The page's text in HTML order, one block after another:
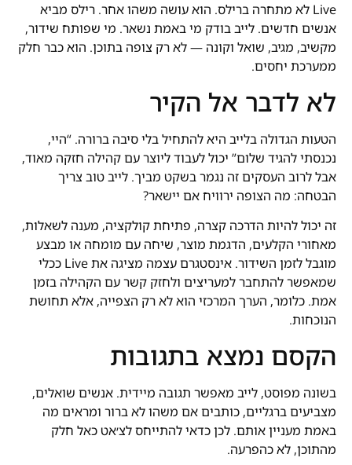
Live לא מתחרה ברילס. הוא עושה משהו אחר. רילס מביא
אנשים חדשים. לייב בודק מי באמת נשאר. מי שפותח שידור,
מקשיב, מגיב, שואל וקונה — לא רק צופה בתוכן. הוא כבר חלק
ממערכת יחסים.
לא לדבר אל הקיר
הטעות הגדולה בלייב היא להתחיל בלי סיבה ברורה. “היי,
נכנסתי להגיד שלום” יכול לעבוד ליוצר עם קהילה חזקה מאוד,
אבל לרוב העסקים זה נגמר בשקט מביך. לייב טוב צריך
הבטחה: מה הצופה ירוויח אם יישאר?
זה יכול להיות הדרכה קצרה, פתיחת קולקציה, מענה לשאלות,
מאחורי הקלעים, הדגמת מוצר, שיחה עם מומחה או מבצע
מוגבל לזמן השידור. אינסטגרם עצמה מציגה את Live ככלי
שמאפשר להתחבר למעריצים ולחזק קשר עם הקהילה בזמן
אמת. כלומר, הערך המרכזי הוא לא רק הצפייה, אלא תחושת
הנוכחות.
הקסם נמצא בתגובות
בשונה מפוסט, לייב מאפשר תגובה מיידית. אנשים שואלים,
מצביעים ברגליים, כותבים אם משהו לא ברור ומראים מה
באמת מעניין אותם. לכן כדאי להתייחס לצ׳אט כאל חלק
מהתוכן, לא כהפרעה.